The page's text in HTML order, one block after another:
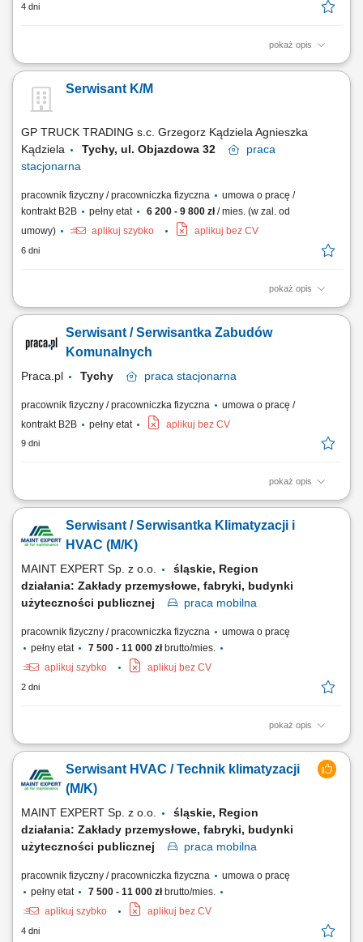
4 dni
pokaż opis
Główne obowiązki: montaż urządzeń do oczyszczania wody; obsługa
Serwisant K/M
GP TRUCK TRADING s.c. Grzegorz Kądziela Agnieszka
Kądziela
Tychy, ul. Objazdowa 32
praca
stacjonarna
pracownik fizyczny / pracowniczka fizyczna
umowa o pracę /
kontrakt B2B
pełny etat 6 200 - 9 800 zł/ mies. (w zal. od
umowy)
aplikuj szybko aplikuj bez CV
6 dni
pokaż opis
Osoba na tym stanowisku będzie odpowiedzialna za wykonywanie
montowanych na pojazdach ciężarowych (takich jak: beczki
asenizacyjne, hakowce, bramowce, wywrotki itp.). Praca obejmuje
Serwisant / Serwisantka Zabudów
Komunalnych
Praca.pl Tychy praca stacjonarna
pracownik fizyczny / pracowniczka fizyczna
umowa o pracę /
kontrakt B2B
pełny etat aplikuj bez CV
9 dni
pokaż opis
Opis stanowiska Diagnostyka oraz naprawa zabudów komunalnych.
uruchamianie nowych zabudów na pojazdach. Kontrola poprawności
działania układów hydraulicznych i elektrycznych. Współpraca z
Serwisant / Serwisantka Klimatyzacji i
HVAC (M/K)
MAINT EXPERT Sp. z o.o.
śląskie, Region
działania: Zakłady przemysłowe, fabryki, budynki
użyteczności publicznej
praca mobilna
pracownik fizyczny / pracowniczka fizyczna
umowa o pracę
pełny etat
7 500 - 11 000 złbrutto/mies.
aplikuj szybko
aplikuj bez CV
2 dni
pokaż opis
Wykonywanie przeglądów, konserwacji i czyszczenia systemów
klimatyzacyjnych (Split, Multi-Split, VRF/VRV) Diagnozowanie awarii i
realizacja bieżących napraw urządzeń HVAC; Sprawdzanie
szczelności, napełnianie układów oraz wymiana uszkodzonych części;
Serwisant HVAC / Technik klimatyzacji
(M/K)
MAINT EXPERT Sp. z o.o.
śląskie, Region
działania: Zakłady przemysłowe, fabryki, budynki
użyteczności publicznej
praca mobilna
pracownik fizyczny / pracowniczka fizyczna
umowa o pracę
pełny etat
7 500 - 11 000 złbrutto/mies.
aplikuj szybko
aplikuj bez CV
4 dni